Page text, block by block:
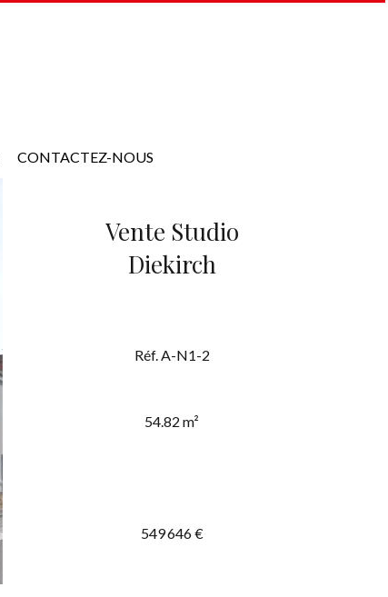
CONTACTEZ-NOUS
Vente Studio
Diekirch
Réf. A-N1-2
54.82 m²
549 646 €